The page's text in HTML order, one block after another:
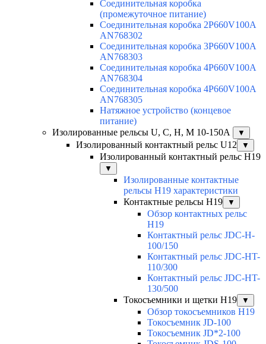
Соединительная коробка
(промежуточное питание)
Соединительная коробка 2P660V100A
AN768302
Соединительная коробка 3P660V100A
AN768303
Соединительная коробка 4P660V100A
AN768304
Соединительная коробка 4P660V100A
AN768305
Натяжное устройство (концевое
питание)
Изолированные рельсы U, C, H, M 10-150А
▼
Изолированный контактный рельс U12 ▼
Изолированный контактный рельс Н19
▼
Изолированные контактные
рельсы Н19 характеристики
Контактные рельсы H19
▼
Обзор контактных рельс
H19
Контактный рельс JDC-H-
100/150
Контактный рельс JDC-HT-
110/300
Контактный рельс JDC-HT-
130/500
Токосъемники и щетки H19
▼
Обзор токосъемников H19
Токосъемник JD-100
Токосъемник JD*2-100